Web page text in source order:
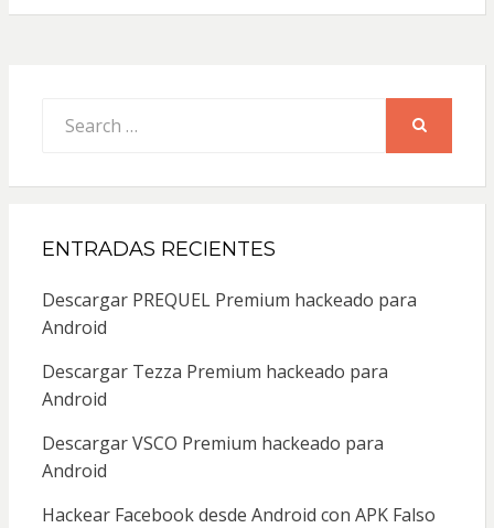
for:
ENTRADAS RECIENTES
Descargar PREQUEL Premium hackeado para
Android
Descargar Tezza Premium hackeado para
Android
Descargar VSCO Premium hackeado para
Android
Hackear Facebook desde Android con APK Falso